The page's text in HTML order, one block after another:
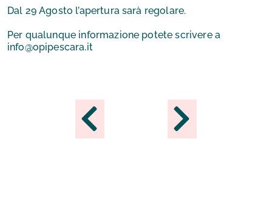
Dal 29 Agosto l’apertura sarà regolare.
Per qualunque informazione potete scrivere a
info@opipescara.it